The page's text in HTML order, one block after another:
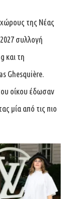
της Νέας
συλλογή
και τη
Ghesquière.
οίκου έδωσαν
μία από τις πιο